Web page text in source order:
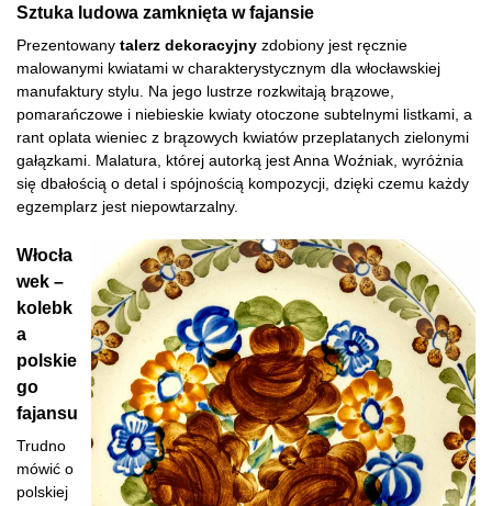
Sztuka ludowa zamknięta w fajansie
Prezentowany talerz dekoracyjny zdobiony jest ręcznie
malowanymi kwiatami w charakterystycznym dla włocławskiej
manufaktury stylu. Na jego lustrze rozkwitają brązowe,
pomarańczowe i niebieskie kwiaty otoczone subtelnymi listkami, a
rant oplata wieniec z brązowych kwiatów przeplatanych zielonymi
gałązkami. Malatura, której autorką jest Anna Woźniak, wyróżnia
się dbałością o detal i spójnością kompozycji, dzięki czemu każdy
egzemplarz jest niepowtarzalny.
Włocła
wek –
kolebk
a
polskie
go
fajansu
Trudno
mówić o
polskiej